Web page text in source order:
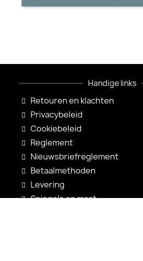
Handige links
Retouren en klachten
Privacybeleid
Cookiebeleid
Reglement
Nieuwsbriefreglement
Betaalmethoden
Levering
Spiegels op maat